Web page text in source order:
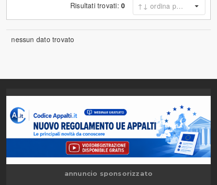
Risultati trovati: 0
nessun dato trovato
annuncio sponsorizzato